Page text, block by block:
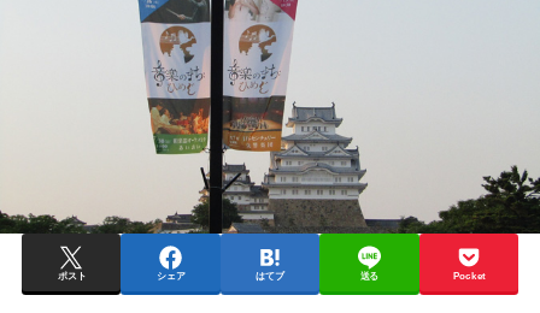
ポスト シェア はてブ 送る Pocket